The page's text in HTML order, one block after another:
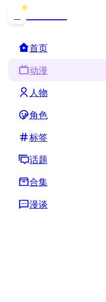
首页
动漫
人物
角色
标签
话题
合集
漫谈